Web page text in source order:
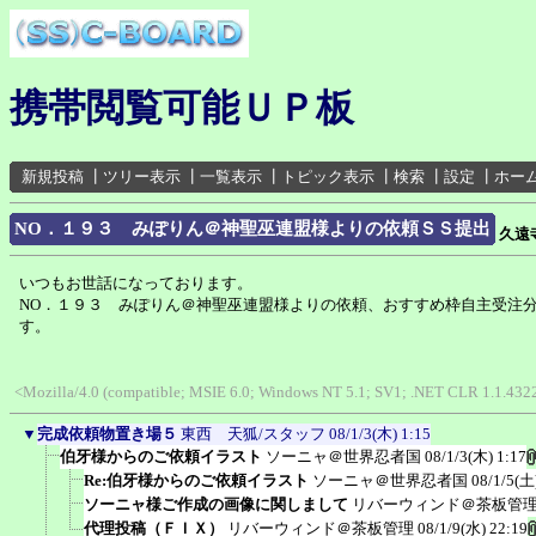
携帯閲覧可能ＵＰ板
新規投稿 ツリー表示 一覧表示 トピック表示 検索 設定 ホー
NO．１９３ みぽりん＠神聖巫連盟様よりの依頼ＳＳ提出 久遠
いつもお世話になっております。
NO．１９３ みぽりん＠神聖巫連盟様よりの依頼、おすすめ枠自主受注
す。
<Mozilla/4.0 (compatible; MSIE 6.0; Windows NT 5.1; SV1; .NET CLR
▼ 完成依頼物置き場５ 東西 天狐/スタッフ 08/1/3(木) 1:15
伯牙様からのご依頼イラスト ソーニャ＠世界忍者国 08/1/3(木) 1:17
Re:伯牙様からのご依頼イラスト ソーニャ＠世界忍者国 08/1/5(
ソーニャ様ご作成の画像に関しまして リバーウィンド＠茶板管
代理投稿（ＦＩＸ）
リバーウィンド＠茶板管理 08/1/9(水) 22:19